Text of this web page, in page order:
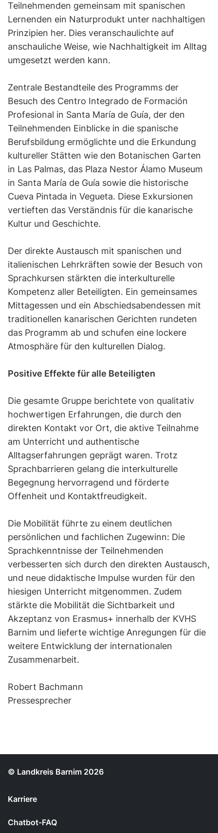
Teilnehmenden gemeinsam mit spanischen
Lernenden ein Naturprodukt unter nachhaltigen
Prinzipien her. Dies veranschaulichte auf
anschauliche Weise, wie Nachhaltigkeit im Alltag
umgesetzt werden kann.
Zentrale Bestandteile des Programms der
Besuch des Centro Integrado de Formación
Profesional in Santa María de Guía, der den
Teilnehmenden Einblicke in die spanische
Berufsbildung ermöglichte und die Erkundung
kultureller Stätten wie den Botanischen Garten
in Las Palmas, das Plaza Nestor Álamo Museum
in Santa María de Guía sowie die historische
Cueva Pintada in Vegueta. Diese Exkursionen
vertieften das Verständnis für die kanarische
Kultur und Geschichte.
Der direkte Austausch mit spanischen und
italienischen Lehrkräften sowie der Besuch von
Sprachkursen stärkten die interkulturelle
Kompetenz aller Beteiligten. Ein gemeinsames
Mittagessen und ein Abschiedsabendessen mit
traditionellen kanarischen Gerichten rundeten
das Programm ab und schufen eine lockere
Atmosphäre für den kulturellen Dialog.
Positive Effekte für alle Beteiligten
Die gesamte Gruppe berichtete von qualitativ
hochwertigen Erfahrungen, die durch den
direkten Kontakt vor Ort, die aktive Teilnahme
am Unterricht und authentische
Alltagserfahrungen geprägt waren. Trotz
Sprachbarrieren gelang die interkulturelle
Begegnung hervorragend und förderte
Offenheit und Kontaktfreudigkeit.
Die Mobilität führte zu einem deutlichen
persönlichen und fachlichen Zugewinn: Die
Sprachkenntnisse der Teilnehmenden
verbesserten sich durch den direkten Austausch,
und neue didaktische Impulse wurden für den
hiesigen Unterricht mitgenommen. Zudem
stärkte die Mobilität die Sichtbarkeit und
Akzeptanz von Erasmus+ innerhalb der KVHS
Barnim und lieferte wichtige Anregungen für die
weitere Entwicklung der internationalen
Zusammenarbeit.
Robert Bachmann
Pressesprecher
© Landkreis Barnim 2026
Karriere
Chatbot-FAQ